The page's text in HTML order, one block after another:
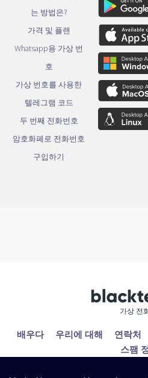
는 방법은?
가격 및 플랜
Whatsapp용 가상 번
호
가상 번호를 사용한
텔레그램 코드
두 번째 전화번호
암호화폐로 전화번호
구입하기
가상 전
배우다 우리에 대해 연락처
스팸